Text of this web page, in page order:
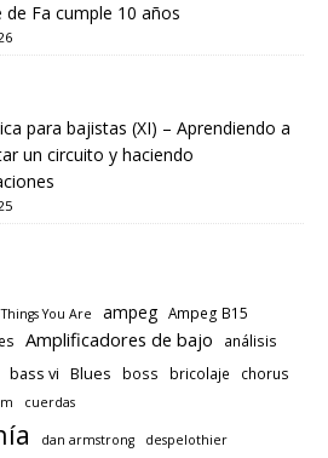
de Fa cumple 10 años
para bajistas (XI) – Aprendiendo a
un circuito y haciendo
You Are ampeg Ampeg B15
Amplificadores de bajo análisis
bass vi Blues boss bricolaje chorus
cuerdas
dan armstrong
despelothier